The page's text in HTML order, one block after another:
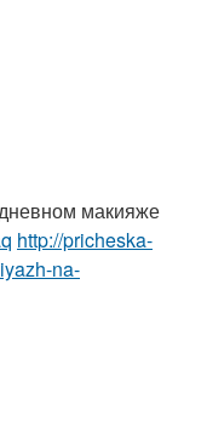
макияже
http://pricheska-
na-